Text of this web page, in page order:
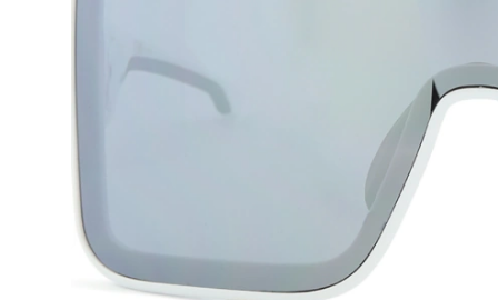
Ширина
Височина на стъклото Ширина на стъклото
Ширина
на